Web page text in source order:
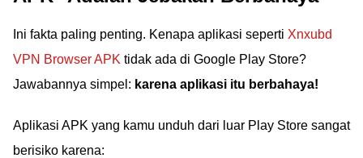
Ini fakta paling penting. Kenapa aplikasi seperti Xnxubd
VPN Browser APK tidak ada di Google Play Store?
Jawabannya simpel: karena aplikasi itu berbahaya!
Aplikasi APK yang kamu unduh dari luar Play Store sangat
berisiko karena: